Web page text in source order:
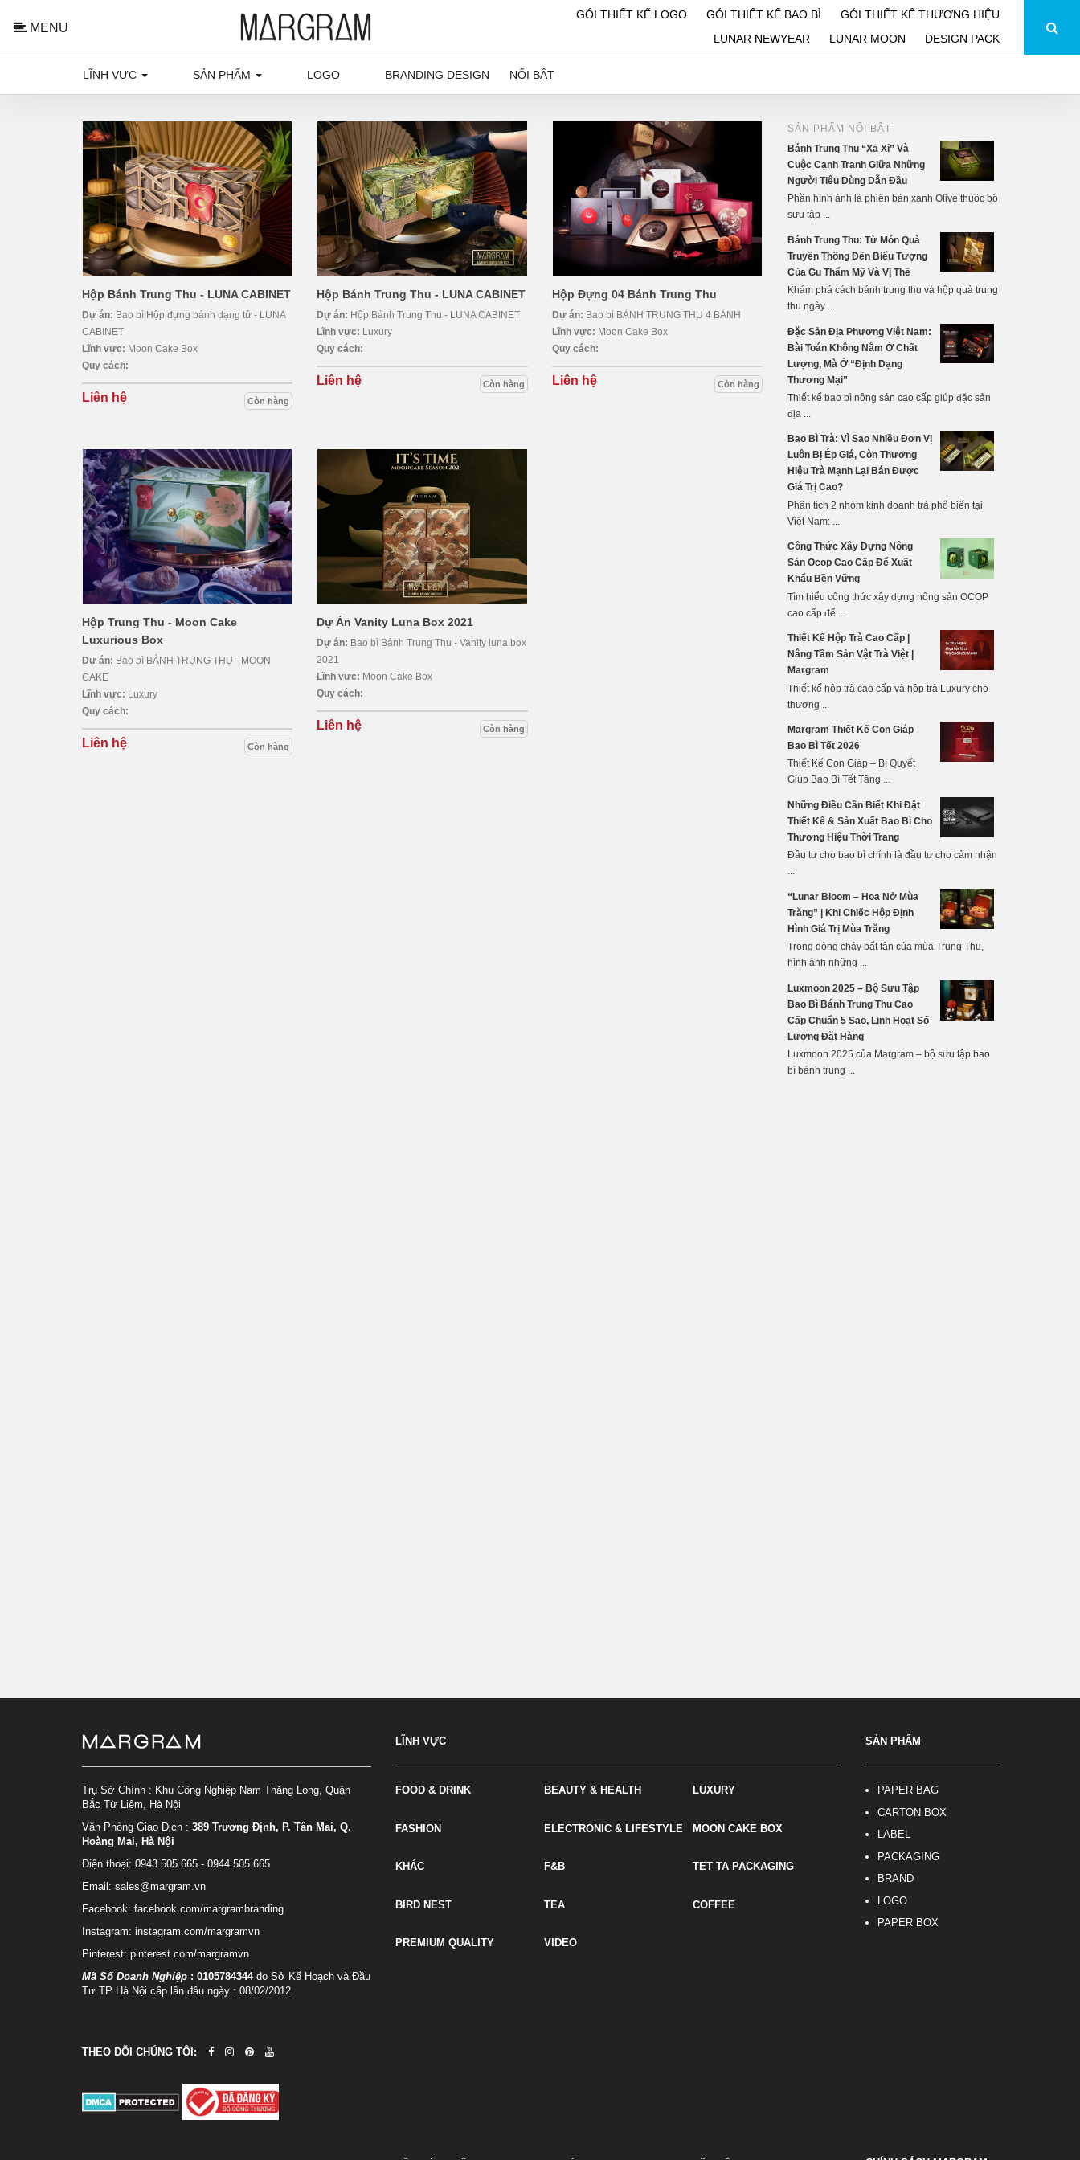
MENU
GÓI THIẾT KẾ LOGO GÓI THIẾT KẾ BAO BÌ
GÓI THIẾT KẾ THƯƠNG HIỆU
LUNAR NEWYEAR
LUNAR MOON DESIGN PACK
LĨNH VỰC SẢN PHẨM LOGO BRANDING DESIGN NỔI BẬT
Hộp Bánh Trung Thu - LUNA CABINET
Dự án: Bao bì Hộp đựng bánh dạng tử - LUNA
CABINET
Lĩnh vực: Moon Cake Box
Quy cách:
Liên hệ Còn hàng
Hộp Bánh Trung Thu - LUNA CABINET
Dự án: Hộp Bánh Trung Thu - LUNA CABINET
Lĩnh vực: Luxury
Quy cách:
Liên hệ Còn hàng
Hộp Đựng 04 Bánh Trung Thu
Dự án: Bao bì BÁNH TRUNG THU 4 BÁNH
Lĩnh vực: Moon Cake Box
Quy cách:
Liên hệ Còn hàng
Hộp Trung Thu - Moon Cake
Luxurious Box
Dự án: Bao bì BÁNH TRUNG THU - MOON
CAKE
Lĩnh vực: Luxury
Quy cách:
Liên hệ Còn hàng
Dự Án Vanity Luna Box 2021
Dự án: Bao bì Bánh Trung Thu - Vanity luna box
2021
Lĩnh vực: Moon Cake Box
Quy cách:
Liên hệ Còn hàng
SẢN PHẨM NỔI BẬT
Bánh Trung Thu “Xa Xỉ” Và
Cuộc Cạnh Tranh Giữa Những
Người Tiêu Dùng Dẫn Đầu
Phần hình ảnh là phiên bản xanh Olive thuộc bộ
sưu tập ...
Bánh Trung Thu: Từ Món Quà
Truyền Thống Đến Biểu Tượng
Của Gu Thẩm Mỹ Và Vị Thế
Khám phá cách bánh trung thu và hộp quà trung
thu ngày ...
Đặc Sản Địa Phương Việt Nam:
Bài Toán Không Nằm Ở Chất
Lượng, Mà Ở “Định Dạng
Thương Mại”
Thiết kế bao bì nông sản cao cấp giúp đặc sản
địa ...
Bao Bì Trà: Vì Sao Nhiều Đơn Vị
Luôn Bị Ép Giá, Còn Thương
Hiệu Trà Mạnh Lại Bán Được
Giá Trị Cao?
Phân tích 2 nhóm kinh doanh trà phổ biến tại
Việt Nam: ...
Công Thức Xây Dựng Nông
Sản Ocop Cao Cấp Để Xuất
Khẩu Bền Vững
Tìm hiểu công thức xây dựng nông sản OCOP
cao cấp để ...
Thiết Kế Hộp Trà Cao Cấp |
Nâng Tầm Sản Vật Trà Việt |
Margram
Thiết kế hộp trà cao cấp và hộp trà Luxury cho
thương ...
Margram Thiết Kế Con Giáp
Bao Bì Tết 2026
Thiết Kế Con Giáp – Bí Quyết
Giúp Bao Bì Tết Tăng ...
Những Điều Cần Biết Khi Đặt
Thiết Kế & Sản Xuất Bao Bì Cho
Thương Hiệu Thời Trang
Đầu tư cho bao bì chính là đầu tư cho cảm nhận
...
“Lunar Bloom – Hoa Nở Mùa
Trăng” | Khi Chiếc Hộp Định
Hình Giá Trị Mùa Trăng
Trong dòng chảy bất tận của mùa Trung Thu,
hình ảnh những ...
Luxmoon 2025 – Bộ Sưu Tập
Bao Bì Bánh Trung Thu Cao
Cấp Chuẩn 5 Sao, Linh Hoạt Số
Lượng Đặt Hàng
Luxmoon 2025 của Margram – bộ sưu tập bao
bì bánh trung ...
Trụ Sở Chính : Khu Công Nghiệp Nam Thăng Long, Quận
Bắc Từ Liêm, Hà Nội
Văn Phòng Giao Dịch : 389 Trương Định, P. Tân Mai, Q.
Hoàng Mai, Hà Nội
Điện thoại: 0943.505.665 - 0944.505.665
Email: sales@margram.vn
Facebook: facebook.com/margrambranding
Instagram: instagram.com/margramvn
Pinterest: pinterest.com/margramvn
Mã Số Doanh Nghiệp : 0105784344do Sở Kế Hoạch và Đầu
Tư TP Hà Nội cấp lần đầu ngày : 08/02/2012
THEO DÕI CHÚNG TÔI:
LĨNH VỰC
FOOD & DRINK BEAUTY & HEALTH LUXURY
FASHION ELECTRONIC & LIFESTYLE MOON CAKE BOX
KHÁC F&B TET TA PACKAGING
BIRD NEST TEA COFFEE
PREMIUM QUALITY VIDEO
SẢN PHẨM
PAPER BAG
CARTON BOX
LABEL
PACKAGING
BRAND
LOGO
PAPER BOX